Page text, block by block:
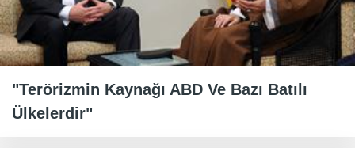
"Terörizmin Kaynağı ABD Ve Bazı Batılı
Ülkelerdir"